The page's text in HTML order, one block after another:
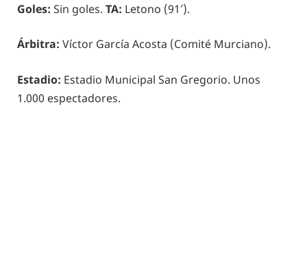
Goles: Sin goles. TA: Letono (91′).
Árbitra: Víctor García Acosta (Comité Murciano).
Estadio: Estadio Municipal San Gregorio. Unos
1.000 espectadores.